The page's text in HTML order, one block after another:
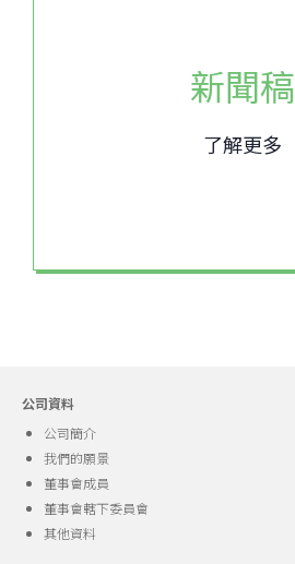
新聞稿
了解更多
公司資料
公司簡介
我們的願景
董事會成員
董事會轄下委員會
其他資料